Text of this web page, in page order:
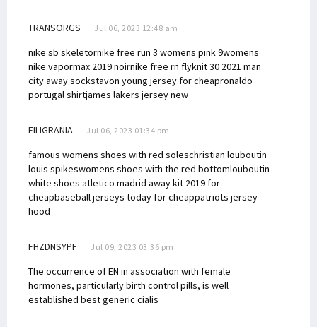
TRANSORGS Jul 06, 2023 12:48 am
nike sb skeletornike free run 3 womens pink 9womens
nike vapormax 2019 noirnike free rn flyknit 30 2021 man
city away sockstavon young jersey for cheapronaldo
portugal shirtjames lakers jerseynew
FILIGRANIA Jul 06, 2023 01:34 pm
famous womens shoes with red soleschristian louboutin
louis spikeswomens shoes with the red bottomlouboutin
white shoes atletico madrid away kit 2019 for
cheapbaseball jerseys today for cheappatriots jersey
hood
FHZDNSYPF Jul 09, 2023 03:36 pm
The occurrence of EN in association with female
hormones, particularly birth control pills, is well
established best generic cialis